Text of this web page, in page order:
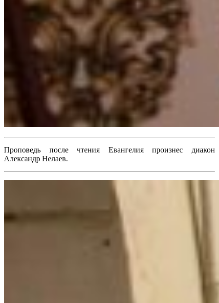
Проповедь после чтения Евангелия произнес диакон
Александр Нелаев.